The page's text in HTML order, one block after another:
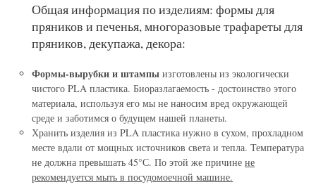
Общая информация по изделиям: формы для
пряников и печенья, многоразовые трафареты для
пряников, декупажа, декора:
Формы-вырубки и штампы изготовлены из экологически
чистого PLA пластика. Биоразлагаемость - достоинство этого
материала, используя его мы не наносим вред окружающей
среде и заботимся о будущем нашей планеты.
Хранить изделия из PLA пластика нужно в сухом, прохладном
месте вдали от мощных источников света и тепла. Температура
не должна превышать 45°С. По этой же причине не
рекомендуется мыть в посудомоечной машине.